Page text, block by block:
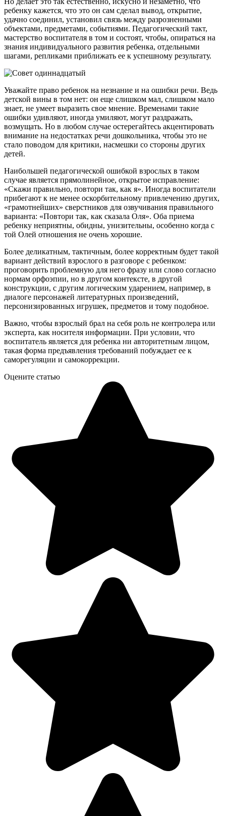
ребенку кажется, что это он сам сделал вывод, открытие,
удачно соединил, установил связь между разрозненными
объектами, предметами, событиями. Педагогический такт,
мастерство воспитателя в том и состоят, чтобы, опираться на
знания индивидуального развития ребенка, отдельными
шагами, репликами приближать ее к успешному результату.
Уважайте право ребенок на незнание и на ошибки речи. Ведь
детской вины в том нет: он еще слишком мал, слишком мало
знает, не умеет выразить свое мнение. Временами такие
ошибки удивляют, иногда умиляют, могут раздражать,
возмущать. Но в любом случае остерегайтесь акцентировать
внимание на недостатках речи дошкольника, чтобы это не
стало поводом для критики, насмешки со стороны других
детей.
Наибольшей педагогической ошибкой взрослых в таком
случае является прямолинейное, открытое исправление:
«Скажи правильно, повтори так, как я». Иногда воспитатели
прибегают к не менее оскорбительному привлечению других,
«грамотнейших» сверстников для озвучивания правильного
варианта: «Повтори так, как сказала Оля». Оба приема
ребенку неприятны, обидны, унизительны, особенно когда с
той Олей отношения не очень хорошие.
Более деликатным, тактичным, более корректным будет такой
вариант действий взрослого в разговоре с ребенком:
проговорить проблемную для него фразу или слово согласно
нормам орфоэпии, но в другом контексте, в другой
конструкции, с другим логическим ударением, например, в
диалоге персонажей литературных произведений,
персонизированных игрушек, предметов и тому подобное.
Важно, чтобы взрослый брал на себя роль не контролера или
эксперта, как носителя информации. При условии, что
воспитатель является для ребенка ни авторитетным лицом,
такая форма предъявления требований побуждает ее к
саморегуляции и самокоррекции.
Оцените статью